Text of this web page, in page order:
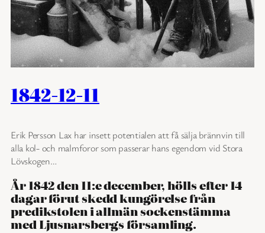
1842-12-11
Erik Persson Lax har insett potentialen att få sälja brännvin till
alla kol- och malmforor som passerar hans egendom vid Stora
Lövskogen…
År 1842 den 11:e december, hölls efter 14
dagar förut skedd kungörelse från
predikstolen i allmän sockenstämma
med Ljusnarsbergs församling.